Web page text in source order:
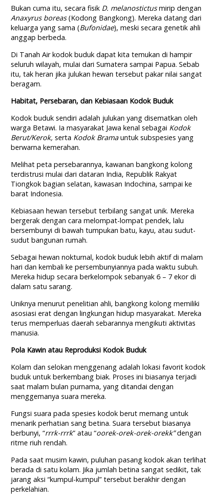
Bukan cuma itu, secara fisik D. melanostictusmirip dengan
Anaxyrus boreas(Kodong Bangkong). Mereka datang dari
keluarga yang sama (Bufonidae), meski secara genetik ahli
anggap berbeda.
Di Tanah Air kodok buduk dapat kita temukan di hampir
seluruh wilayah, mulai dari Sumatera sampai Papua. Sebab
itu, tak heran jika julukan hewan tersebut pakar nilai sangat
beragam.
Habitat, Persebaran, dan Kebiasaan Kodok Buduk
Kodok buduk sendiri adalah julukan yang disematkan oleh
warga Betawi. Ia masyarakat Jawa kenal sebagai Kodok
Berut/Kerok,serta Kodok Bramauntuk subspesies yang
berwarna kemerahan.
Melihat peta persebarannya, kawanan bangkong kolong
terdistrusi mulai dari dataran India, Republik Rakyat
Tiongkok bagian selatan, kawasan Indochina, sampai ke
barat Indonesia.
Kebiasaan hewan tersebut terbilang sangat unik. Mereka
bergerak dengan cara melompat-lompat pendek, lalu
bersembunyi di bawah tumpukan batu, kayu, atau sudut-
sudut bangunan rumah.
Sebagai hewan nokturnal, kodok buduk lebih aktif di malam
hari dan kembali ke persembunyiannya pada waktu subuh.
Mereka hidup secara berkelompok sebanyak 6 – 7 ekor di
dalam satu sarang.
Uniknya menurut penelitian ahli, bangkong kolong memiliki
asosiasi erat dengan lingkungan hidup masyarakat. Mereka
terus memperluas daerah sebarannya mengikuti aktivitas
manusia.
Pola Kawin atau Reproduksi Kodok Buduk
Kolam dan selokan menggenang adalah lokasi favorit kodok
buduk untuk berkembang biak. Proses ini biasanya terjadi
saat malam bulan purnama, yang ditandai dengan
menggemanya suara mereka.
Fungsi suara pada spesies kodok berut memang untuk
menarik perhatian sang betina. Suara tersebut biasanya
berbunyi, “rrrk-rrrk” atau “oorek-orek-orek-orekk”dengan
ritme riuh rendah.
Pada saat musim kawin, puluhan pasang kodok akan terlihat
berada di satu kolam. Jika jumlah betina sangat sedikit, tak
jarang aksi “kumpul-kumpul” tersebut berakhir dengan
perkelahian.